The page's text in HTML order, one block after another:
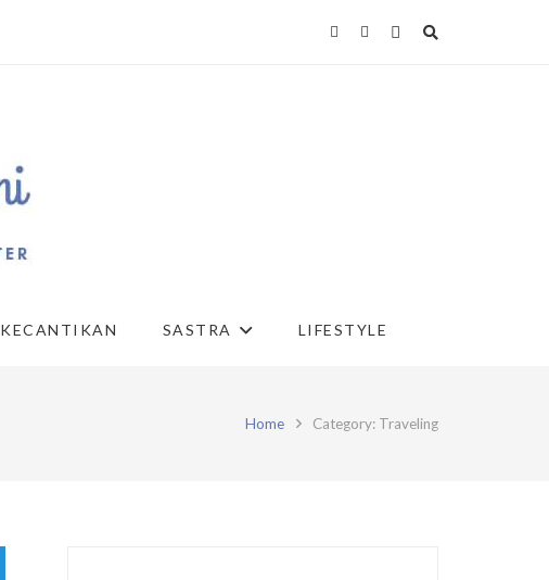
KECANTIKAN SASTRA LIFESTYLE
Home Category: Traveling